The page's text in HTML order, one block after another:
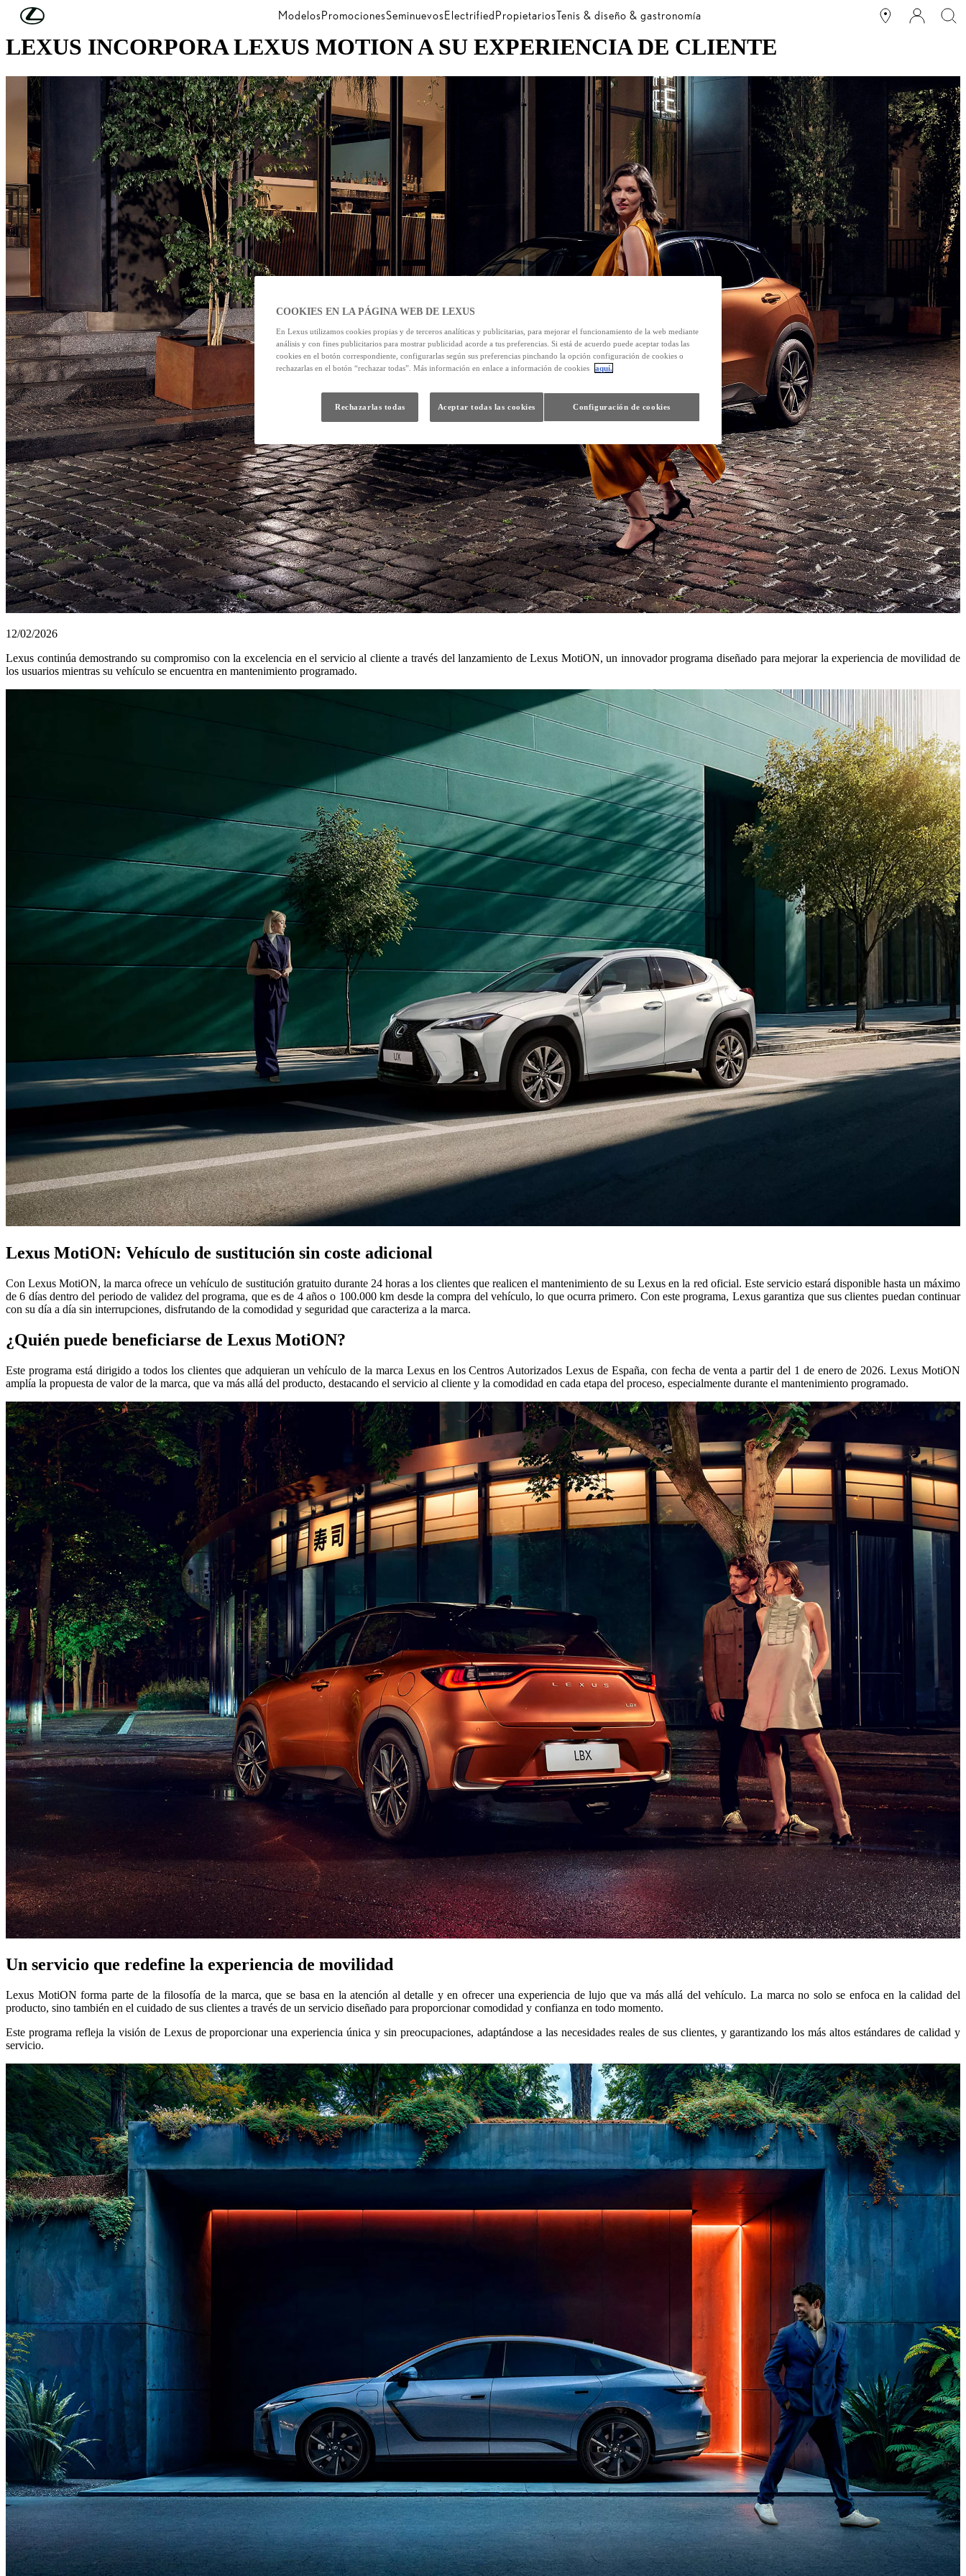
Skip to Main Content ModelosPromocionesSeminuevosElectrifiedPropietariosTenis & diseño & gastronomía
LEXUS INCORPORA LEXUS MOTION A SU EXPERIENCIA DE CLIENTE
12/02/2026
Lexus continúa demostrando su compromiso con la excelencia en el servicio al cliente a través del lanzamiento de Lexus MotiON, un innovador programa diseñado para mejorar la experiencia de movilidad de
los usuarios mientras su vehículo se encuentra en mantenimiento programado.
Lexus MotiON: Vehículo de sustitución sin coste adicional
Con Lexus MotiON, la marca ofrece un vehículo de sustitución gratuito durante 24 horas a los clientes que realicen el mantenimiento de su Lexus en la red oficial. Este servicio estará disponible hasta un máximo
de 6 días dentro del periodo de validez del programa, que es de 4 años o 100.000 km desde la compra del vehículo, lo que ocurra primero. Con este programa, Lexus garantiza que sus clientes puedan continuar
con su día a día sin interrupciones, disfrutando de la comodidad y seguridad que caracteriza a la marca.
¿Quién puede beneficiarse de Lexus MotiON?
Este programa está dirigido a todos los clientes que adquieran un vehículo de la marca Lexus en los Centros Autorizados Lexus de España, con fecha de venta a partir del 1 de enero de 2026. Lexus MotiON
amplía la propuesta de valor de la marca, que va más allá del producto, destacando el servicio al cliente y la comodidad en cada etapa del proceso, especialmente durante el mantenimiento programado.
Un servicio que redefine la experiencia de movilidad
Lexus MotiON forma parte de la filosofía de la marca, que se basa en la atención al detalle y en ofrecer una experiencia de lujo que va más allá del vehículo. La marca no solo se enfoca en la calidad del
producto, sino también en el cuidado de sus clientes a través de un servicio diseñado para proporcionar comodidad y confianza en todo momento.
Este programa refleja la visión de Lexus de proporcionar una experiencia única y sin preocupaciones, adaptándose a las necesidades reales de sus clientes, y garantizando los más altos estándares de calidad y
servicio.
COOKIES EN LA PÁGINA WEB DE LEXUS
En Lexus utilizamos cookies propias y de terceros analíticas y publicitarias, para mejorar el funcionamiento de la web mediante
análisis y con fines publicitarios para mostrar publicidad acorde a tus preferencias. Si está de acuerdo puede aceptar todas las
cookies en el botón correspondiente, configurarlas según sus preferencias pinchando la opción configuración de cookies o
rechazarlas en el botón “rechazar todas”. Más información en enlace a información de cookies
aquí.
Configuración de cookies
Rechazarlas todas Aceptar todas las cookies